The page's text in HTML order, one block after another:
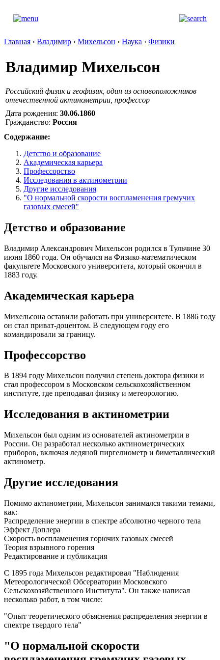
Главная › Владимир › Михельсон › Наука › Физики
Владимир Михельсон
Российский физик и геофизик, один из основоположников
отечественной актинометрии, профессор
Дата рождения: 30.06.1860
Гражданство: Россия
Содержание:
Детство и образование
Академическая карьера
Профессорство
Исследования в актинометрии
Другие исследования
"О нормальной скорости воспламенения гремучих
газовых смесей"
Детство и образование
Владимир Александрович Михельсон родился в Тульчине 30
июня 1860 года. Он обучался на Физико-математическом
факультете Московского университета, который окончил в
1883 году.
Академическая карьера
Михельсона оставили работать при университете. В 1886 году
он стал приват-доцентом. В следующем году его
командировали за границу.
Профессорство
В 1894 году Михельсон получил степень доктора физики и
стал профессором в Московском сельскохозяйственном
институте, где преподавал физику и метеорологию.
Исследования в актинометрии
Михельсон был одним из основателей актинометрии в
России. Он разработал несколько актинометрических
приборов, включая ледяной пиргелиометр и биметаллический
актинометр.
Другие исследования
Помимо актинометрии, Михельсон занимался такими темами,
как:
Распределение энергии в спектре абсолютно черного тела
Эффект Доплера
Скорость воспламенения горючих газовых смесей
Теория взрывного горения
Редактирование и публикация
С 1895 года Михельсон редактировал "Наблюдения
Метеорологической Обсерватории Московского
Сельскохозяйственного Института". Он также написал
несколько работ, в том числе:
"Опыт теоретического объяснения распределения энергии в
спектре твердого тела"
"О нормальной скорости